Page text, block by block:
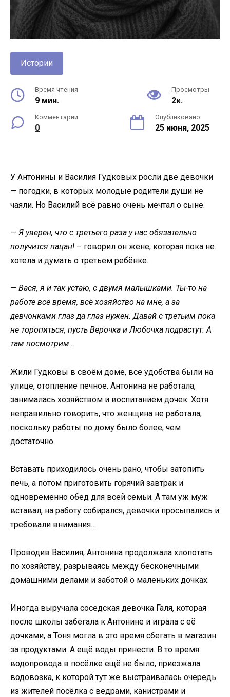
Истории
Время чтения
9 мин.
Просмотры
2к.
Комментарии
0
Опубликовано
25 июня, 2025
У Антонины и Василия Гудковых росли две девочки
— погодки, в которых молодые родители души не
чаяли. Но Василий всё равно очень мечтал о сыне.
— Я уверен, что с третьего раза у нас обязательно
получится пацан! – говорил он жене, которая пока не
хотела и думать о третьем ребёнке.
— Вася, я и так устаю, с двумя малышками. Ты-то на
работе всё время, всё хозяйство на мне, а за
девчонками глаз да глаз нужен. Давай с третьим пока
не торопиться, пусть Верочка и Любочка подрастут. А
там посмотрим…
Жили Гудковы в своём доме, все удобства были на
улице, отопление печное. Антонина не работала,
занималась хозяйством и воспитанием дочек. Хотя
неправильно говорить, что женщина не работала,
поскольку работы по дому было более, чем
достаточно.
Вставать приходилось очень рано, чтобы затопить
печь, а потом приготовить горячий завтрак и
одновременно обед для всей семьи. А там уж муж
вставал, на работу собирался, девочки просыпались и
требовали внимания…
Проводив Василия, Антонина продолжала хлопотать
по хозяйству, разрываясь между бесконечными
домашними делами и заботой о маленьких дочках.
Иногда выручала соседская девочка Галя, которая
после школы забегала к Антонине и играла с её
дочками, а Тоня могла в это время сбегать в магазин
за продуктами. А ещё воды принести. В то время
водопровода в посёлке ещё не было, приезжала
водовозка, к которой тут же выстраивалась очередь
из жителей посёлка с вёдрами, канистрами и